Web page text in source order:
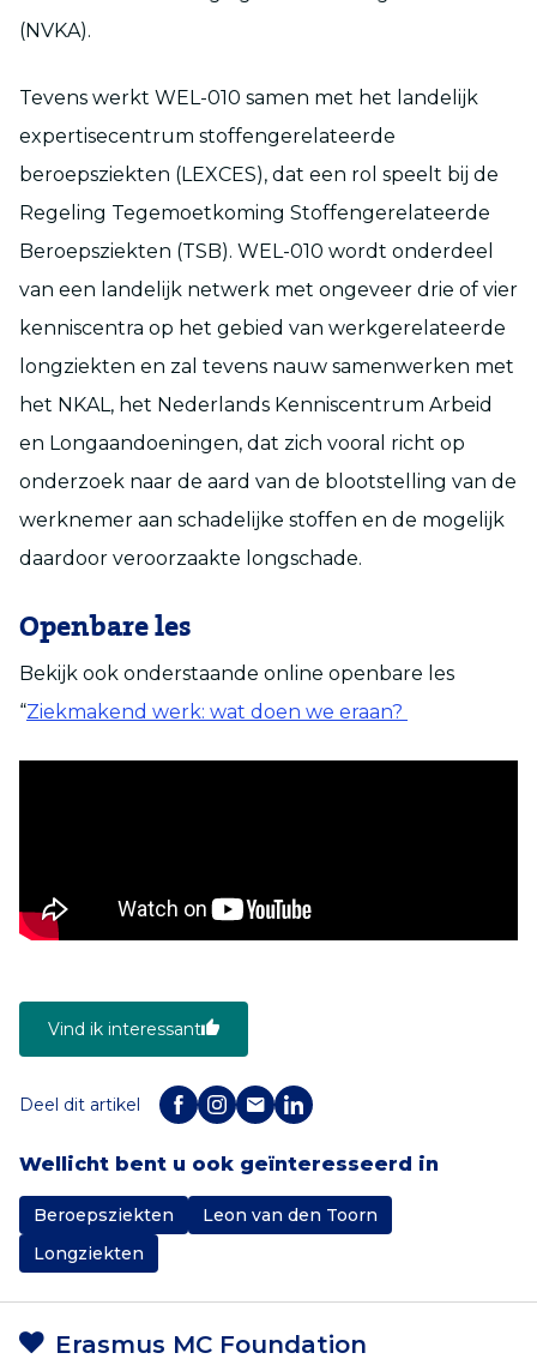
(NVKA).
Tevens werkt WEL-010 samen met het landelijk
expertisecentrum stoffengerelateerde
beroepsziekten (LEXCES), dat een rol speelt bij de
Regeling Tegemoetkoming Stoffengerelateerde
Beroepsziekten (TSB). WEL-010 wordt onderdeel
van een landelijk netwerk met ongeveer drie of vier
kenniscentra op het gebied van werkgerelateerde
longziekten en zal tevens nauw samenwerken met
het NKAL, het Nederlands Kenniscentrum Arbeid
en Longaandoeningen, dat zich vooral richt op
onderzoek naar de aard van de blootstelling van de
werknemer aan schadelijke stoffen en de mogelijk
daardoor veroorzaakte longschade.
Openbare les
Bekijk ook onderstaande online openbare les
“Ziekmakend werk: wat doen we eraan?
Vind ik interessant
Deel dit artikel
Wellicht bent u ook geïnteresseerd in
Beroepsziekten
Leon van den Toorn
Longziekten
Erasmus MC Foundation